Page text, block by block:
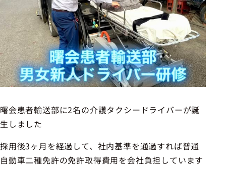
曙会患者輸送部に2名の介護タクシードライバーが誕
生しました
採用後3ヶ月を経過して、社内基準を通過すれば普通
自動車二種免許の免許取得費用を会社負担しています